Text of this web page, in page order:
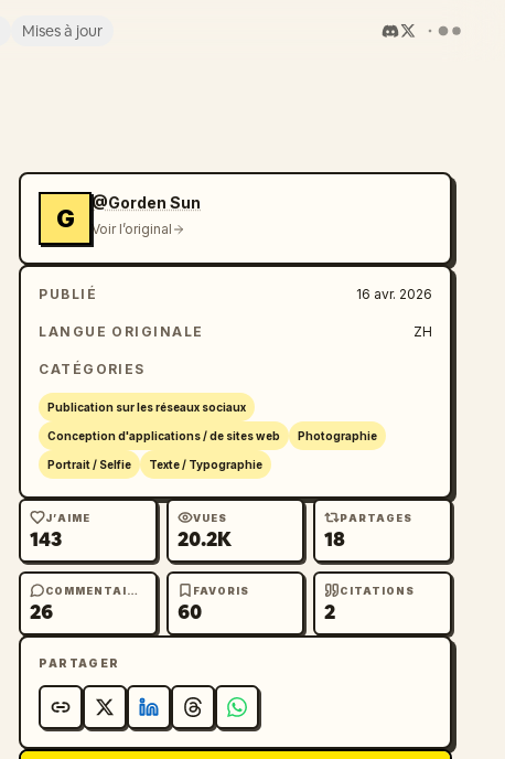
Mises à jour
G
@Gorden Sun
Voir l’original
PUBLIÉ 16 avr. 2026
LANGUE ORIGINALE ZH
CATÉGORIES
Publication sur les réseaux sociaux
Conception d'applications / de sites web Photographie
Portrait / Selfie Texte / Typographie
J’AIME
143
VUES
20.2K
PARTAGES
18
COMMENTAIRES
26
FAVORIS
60
CITATIONS
2
PARTAGER